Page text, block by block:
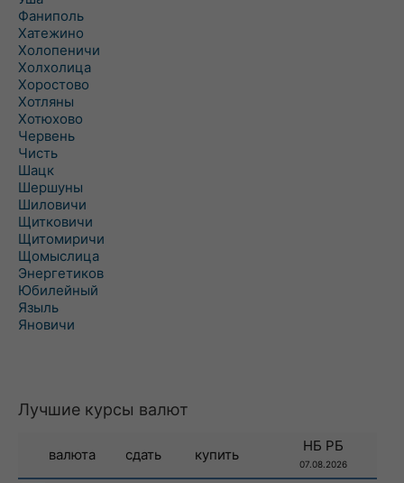
Фаниполь
Хатежино
Холопеничи
Холхолица
Хоростово
Хотляны
Хотюхово
Червень
Чисть
Шацк
Шершуны
Шиловичи
Щитковичи
Щитомиричи
Щомыслица
Энергетиков
Юбилейный
Языль
Яновичи
Лучшие курсы валют
валюта сдать купить
НБ РБ
07.08.2026